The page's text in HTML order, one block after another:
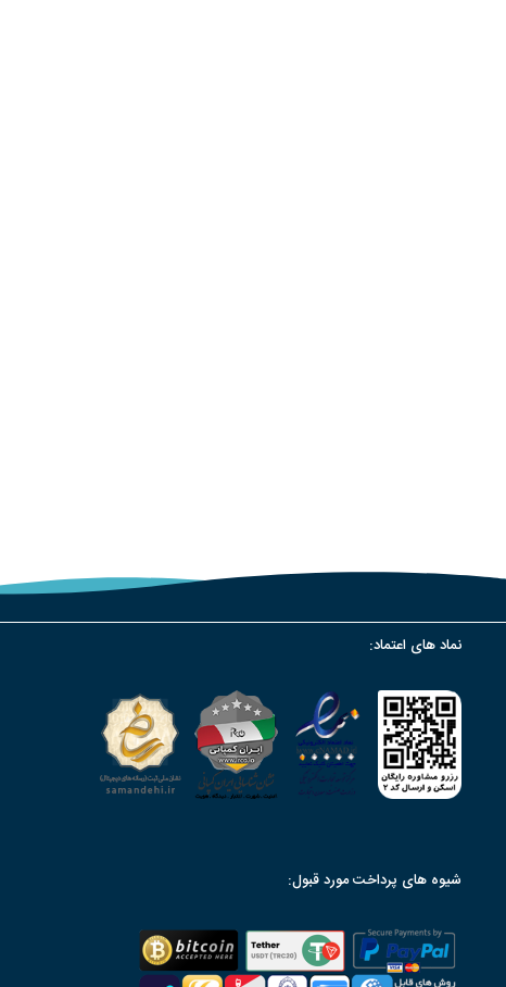
نماد های اعتماد:
شیوه های پرداخت مورد قبول: